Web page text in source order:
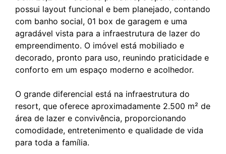
possui layout funcional e bem planejado, contando
com banho social, 01 box de garagem e uma
agradável vista para a infraestrutura de lazer do
empreendimento. O imóvel está mobiliado e
decorado, pronto para uso, reunindo praticidade e
conforto em um espaço moderno e acolhedor.
O grande diferencial está na infraestrutura do
resort, que oferece aproximadamente 2.500 m² de
área de lazer e convivência, proporcionando
comodidade, entretenimento e qualidade de vida
para toda a família.